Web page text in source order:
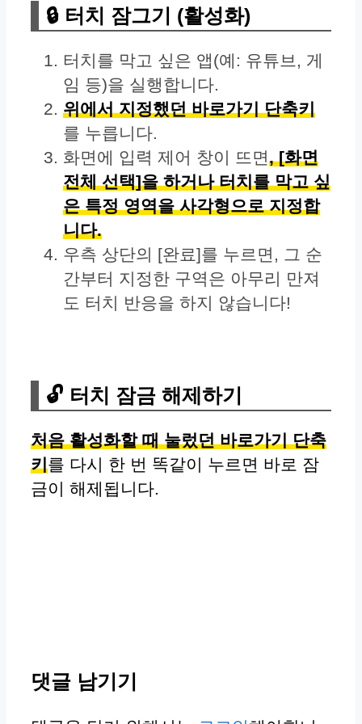
🔒 터치 잠그기 (활성화)
터치를 막고 싶은 앱(예: 유튜브, 게
임 등)을 실행합니다.
위에서 지정했던 바로가기 단축키
를 누릅니다.
화면에 입력 제어 창이 뜨면, [화면
전체 선택]을 하거나 터치를 막고 싶
은 특정 영역을 사각형으로 지정합
니다.
우측 상단의 [완료]를 누르면, 그 순
간부터 지정한 구역은 아무리 만져
도 터치 반응을 하지 않습니다!
🔓 터치 잠금 해제하기
처음 활성화할 때 눌렀던 바로가기 단축
키를 다시 한 번 똑같이 누르면 바로 잠
금이 해제됩니다.
댓글 남기기